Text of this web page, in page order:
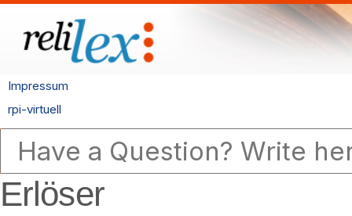
Impressum
rpi-virtuell
Erlöser